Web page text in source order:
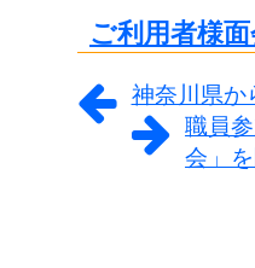
ご利用者様
神奈川県か
職員
会」